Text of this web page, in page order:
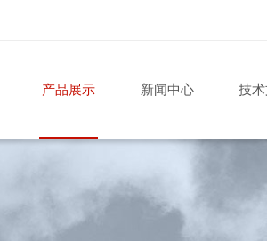
产品展示 新闻中心 技